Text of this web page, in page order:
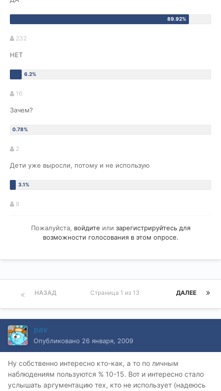
232
НЕТ
16
Зачем?
2
Дети уже выросли, потому и не использую
8
Пожалуйста, войдите или зарегистрируйтесьдля
возможности голосования в этом опросе.
НАЗАД ДАЛЕЕ
Страница 1 из 13
pav
Опубликовано 26 января, 2009
Ну собственно интересно кто-как, а то по личным
наблюдениям пользуются % 10-15. Вот и интересно стало
услышать аргументацию тех, кто не использует (надеюсь